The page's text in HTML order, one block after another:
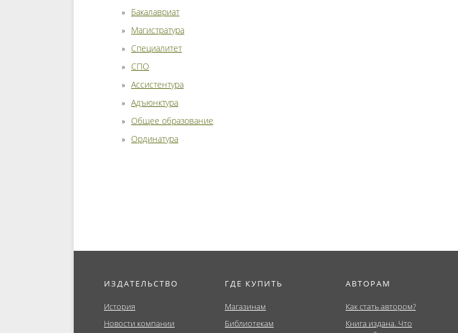
Бакалавриат
Магистратура
Специалитет
СПО
Ассистентура
Адъюнктура
Общее образование
Ординатура
ИЗДАТЕЛЬСТВО
История
Новости компании
ГДЕ КУПИТЬ
Магазинам
Библиотекам
АВТОРАМ
Как стать автором?
Книга издана. Что